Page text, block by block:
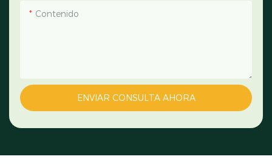
Contenido
ENVIAR CONSULTA AHORA